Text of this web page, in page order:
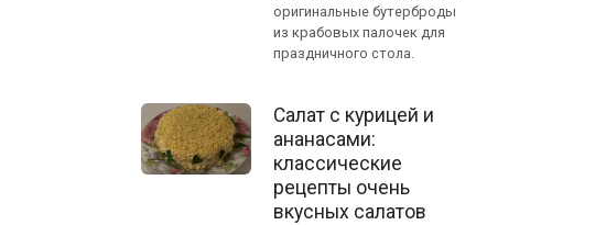
оригинальные бутерброды
из крабовых палочек для
праздничного стола.
Салат с курицей и
ананасами:
классические
рецепты очень
вкусных салатов